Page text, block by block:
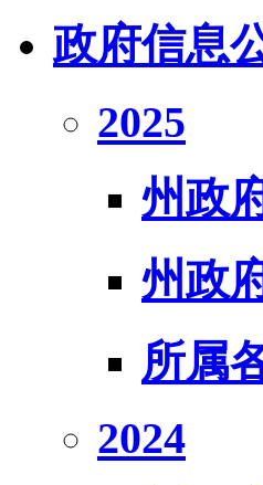
政府信息
2025
州政
州政
所属
2024